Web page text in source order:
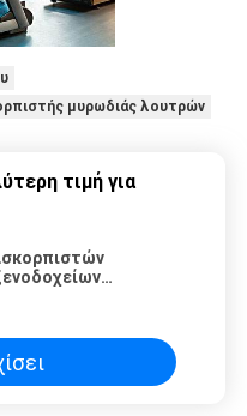
μυρωδιάς λουτρών
τιμή για